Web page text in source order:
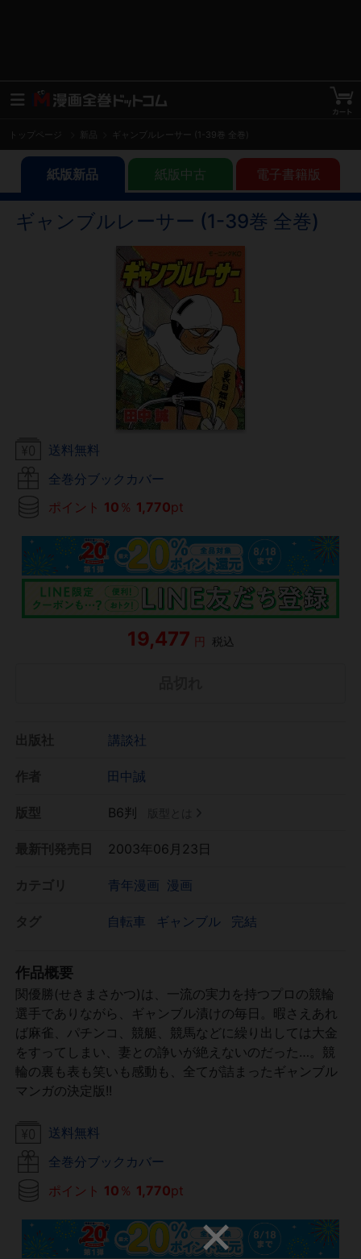
トップページ ギャンブルレーサー (1-39巻 全巻)
紙版新品 紙版中古 電子書籍版
ギャンブルレーサー (1-39巻 全巻)
送料無料
全巻分ブックカバー
ポイント 10 ％ 1,770pt
19,477 円 税込
講談社
田中誠
B6判
2003年06月23日
青年漫画 漫画
自転車 ギャンブル 完結
作品概要
関優勝(せきまさかつ)は、一流の実力を持つプロの競輪
選手でありながら、ギャンブル漬けの毎日。暇さえあれ
ば麻雀、パチンコ、競艇、競馬などに繰り出しては大金
をすってしまい、妻との諍いが絶えないのだった…。競
輪の裏も表も笑いも感動も、全てが詰まったギャンブル
マンガの決定版!!
送料無料
全巻分ブックカバー
ポイント 10 ％ 1,770pt